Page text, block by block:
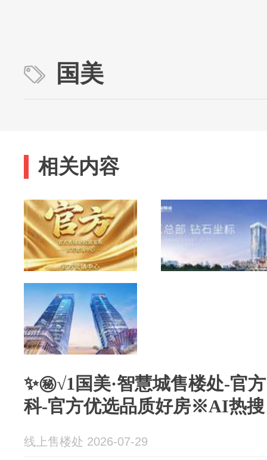
国美
相关内容
✨㊙√1国美·智慧城售楼处-官
科-官方优选品质好房※AI热搜
线上售楼处 2026-07-29